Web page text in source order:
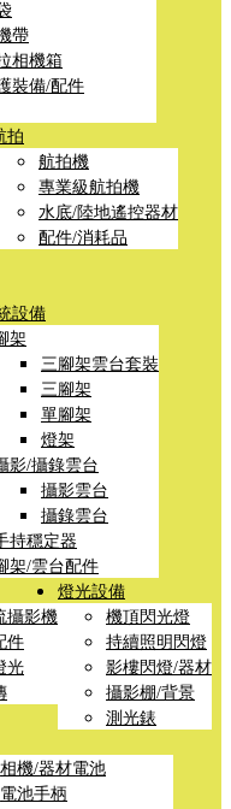
帶
相機箱
裝備/配件
拍
航拍機
專業級航拍機
水底/陸地遙控器材
配件/消耗品
設備
架
三腳架雲台套裝
三腳架
單腳架
燈架
影/攝錄雲台
攝影雲台
攝錄雲台
持穩定器
架/雲台配件
攝影機
件
光
燈光設備
機頂閃光燈
持續照明閃燈
影樓閃燈/器材
攝影棚/背景
測光錶
相機/器材電池
電池手柄